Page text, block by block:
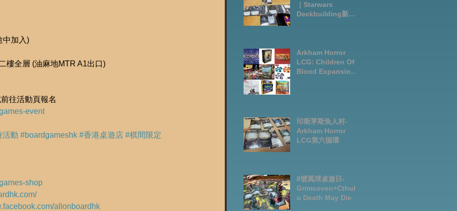
中加入)
樓全層 (油麻地MTR A1出口)
往活動頁報名
event
活動 #boardgameshk #香港桌遊店 #棋間限定
shop
allonboardhk
｜Starwars
Deckbuilding新擴
deck
Arkham Horror
LCG: Children Of
Blood Expansion
印斯茅斯魚人村-
Arkham Horror
LCG第六循環
8號風球桌遊日-
Grimcoven+Cthulh
u Death May Die